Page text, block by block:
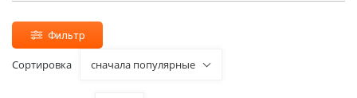
Фильтр
Сортировка сначала популярные